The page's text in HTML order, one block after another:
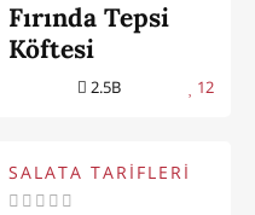
Fırında Tepsi
Köftesi
2.5B 12
SALATA TARİFLERİ